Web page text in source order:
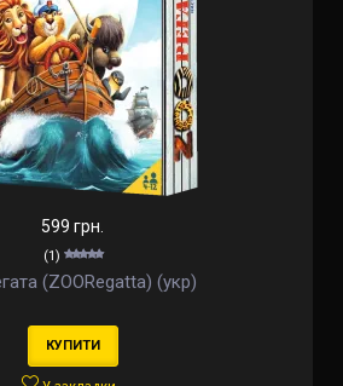
599 грн.
(1)
(ZOORegatta) (укр)
КУПИТИ